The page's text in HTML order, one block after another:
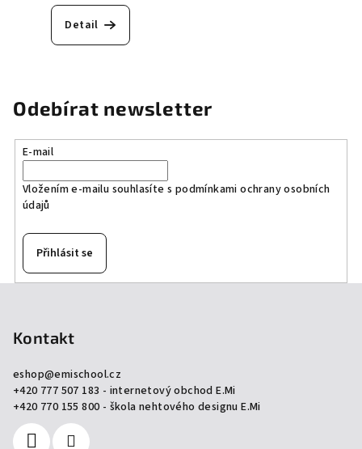
Detail
Odebírat newsletter
E-mail
Vložením e-mailu souhlasíte s podmínkami ochrany osobních
údajů
Přihlásit se
Kontakt
eshop@emischool.cz
+420 777 507 183 - internetový obchod E.Mi
+420 770 155 800 - škola nehtového designu E.Mi